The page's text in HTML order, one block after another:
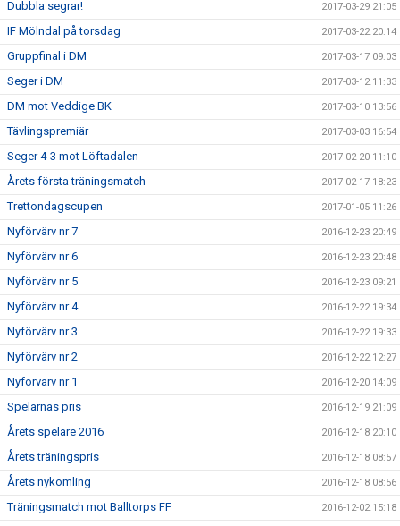
Dubbla segrar! 2017-03-29 21:05
IF Mölndal på torsdag 2017-03-22 20:14
Gruppfinal i DM 2017-03-17 09:03
Seger i DM 2017-03-12 11:33
DM mot Veddige BK 2017-03-10 13:56
Tävlingspremiär 2017-03-03 16:54
Seger 4-3 mot Löftadalen 2017-02-20 11:10
Årets första träningsmatch 2017-02-17 18:23
Trettondagscupen 2017-01-05 11:26
Nyförvärv nr 7 2016-12-23 20:49
Nyförvärv nr 6 2016-12-23 20:48
Nyförvärv nr 5 2016-12-23 09:21
Nyförvärv nr 4 2016-12-22 19:34
Nyförvärv nr 3 2016-12-22 19:33
Nyförvärv nr 2 2016-12-22 12:27
Nyförvärv nr 1 2016-12-20 14:09
Spelarnas pris 2016-12-19 21:09
Årets spelare 2016 2016-12-18 20:10
Årets träningspris 2016-12-18 08:57
Årets nykomling 2016-12-18 08:56
Träningsmatch mot Balltorps FF 2016-12-02 15:18